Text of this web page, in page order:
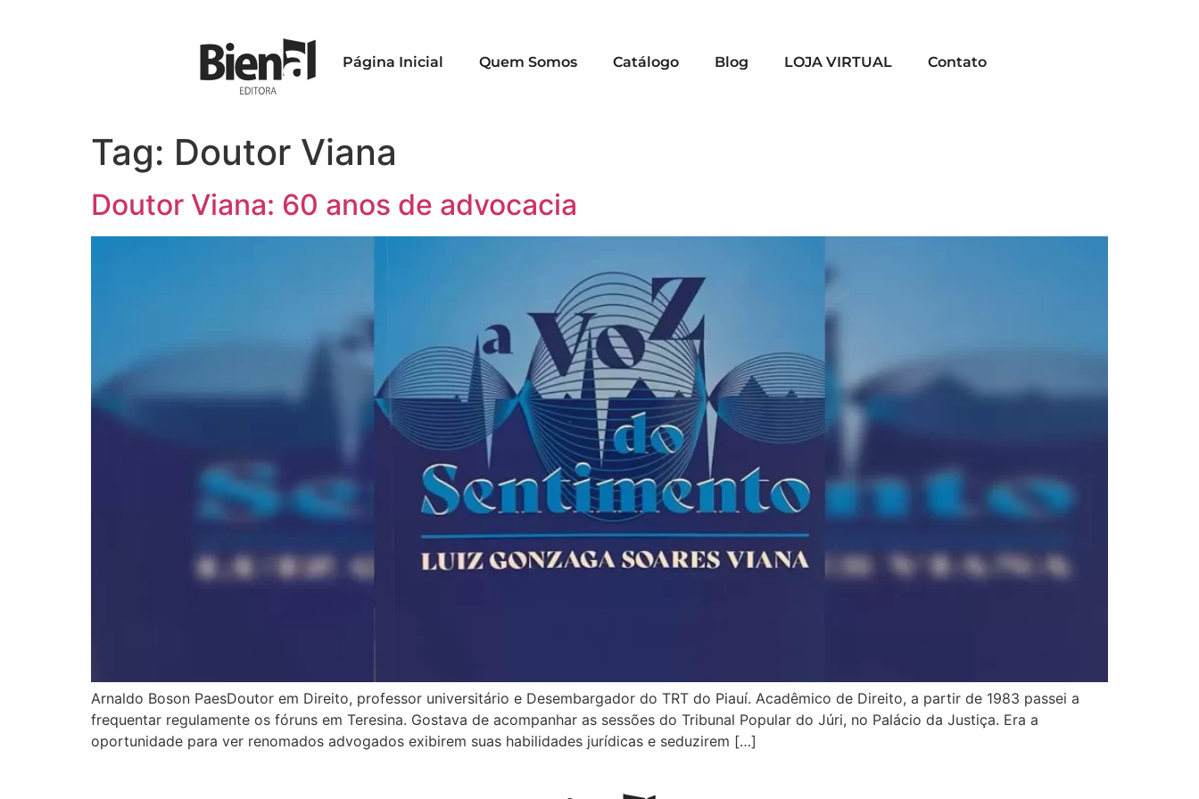
Página Inicial Quem Somos Catálogo Blog LOJA VIRTUAL Contato
Tag: Doutor Viana
Doutor Viana: 60 anos de advocacia
Arnaldo Boson PaesDoutor em Direito, professor universitário e Desembargador do TRT do Piauí. Acadêmico de Direito, a partir de 1983 passei a
frequentar regulamente os fóruns em Teresina. Gostava de acompanhar as sessões do Tribunal Popular do Júri, no Palácio da Justiça. Era a
oportunidade para ver renomados advogados exibirem suas habilidades jurídicas e seduzirem […]